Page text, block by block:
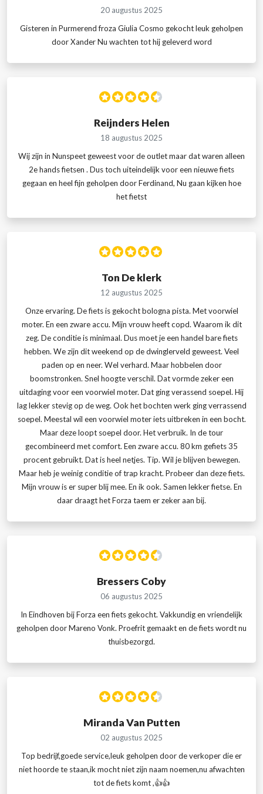
20 augustus 2025
Gisteren in Purmerend froza Giulia Cosmo gekocht leuk geholpen
door Xander Nu wachten tot hij geleverd word
Reijnders Helen
18 augustus 2025
Wij zijn in Nunspeet geweest voor de outlet maar dat waren alleen
2e hands fietsen . Dus toch uiteindelijk voor een nieuwe fiets
gegaan en heel fijn geholpen door Ferdinand, Nu gaan kijken hoe
het fietst
Ton De klerk
12 augustus 2025
Onze ervaring. De fiets is gekocht bologna pista. Met voorwiel
moter. En een zware accu. Mijn vrouw heeft copd. Waarom ik dit
zeg. De conditie is minimaal. Dus moet je een handel bare fiets
hebben. We zijn dit weekend op de dwinglerveld geweest. Veel
paden op en neer. Wel verhard. Maar hobbelen door
boomstronken. Snel hoogte verschil. Dat vormde zeker een
uitdaging voor een voorwiel moter. Dat ging verassend soepel. Hij
lag lekker stevig op de weg. Ook het bochten werk ging verrassend
soepel. Meestal wil een voorwiel moter iets uitbreken in een bocht.
Maar deze loopt soepel door. Het verbruik. In de tour
gecombineerd met comfort. Een zware accu. 80 km gefiets 35
procent gebruikt. Dat is heel netjes. Tip. Wil je blijven bewegen.
Maar heb je weinig conditie of trap kracht. Probeer dan deze fiets.
Mijn vrouw is er super blij mee. En ik ook. Samen lekker fietse. En
daar draagt het Forza taem er zeker aan bij.
Bressers Coby
06 augustus 2025
In Eindhoven bij Forza een fiets gekocht. Vakkundig en vriendelijk
geholpen door Mareno Vonk. Proefrit gemaakt en de fiets wordt nu
thuisbezorgd.
Miranda Van Putten
02 augustus 2025
Top bedrijf,goede service,leuk geholpen door de verkoper die er
niet hoorde te staan,ik mocht niet zijn naam noemen,nu afwachten
tot de fiets komt ,👍👍